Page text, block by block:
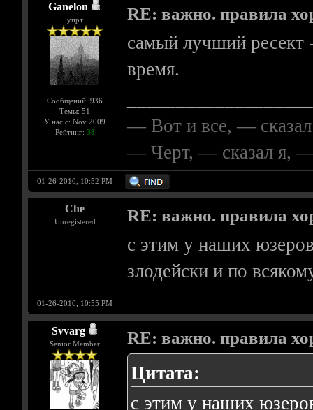
Ganelon
упрт
Сообщений: 936
Темы: 51
У нас с: Nov 2009
Рейтинг: 38
RE: важно. правила
самый лучший ресект
время.
— Вот и все, —
— Черт, — сказал я, —
01-26-2010, 10:52 PM
Che
Unregistered RE: важно. правила
с этим у наших
злодейски и по
01-26-2010, 10:55 PM
Svvarg
Senior Member RE: важно. правила
Цитата:
с этим у наших